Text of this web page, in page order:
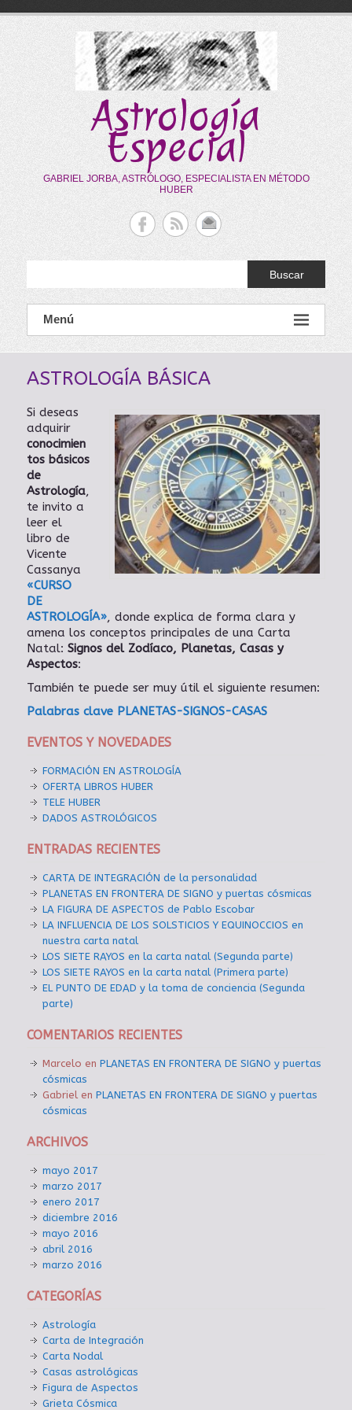
Astrología
Especial
GABRIEL JORBA, ASTRÓLOGO, ESPECIALISTA EN MÉTODO
HUBER
Buscar
Menú
ASTROLOGÍA BÁSICA
Si deseas
adquirir
conocimien
tos básicos
de
Astrología,
te invito a
leer el
libro de
Vicente
Cassanya
«CURSO
DE
ASTROLOGÍA», donde explica de forma clara y
amena los conceptos principales de una Carta
Natal: Signos del Zodíaco, Planetas, Casas y
Aspectos:
También te puede ser muy útil el siguiente resumen:
Palabras clave PLANETAS-SIGNOS-CASAS
EVENTOS Y NOVEDADES
FORMACIÓN EN ASTROLOGÍA
OFERTA LIBROS HUBER
TELE HUBER
DADOS ASTROLÓGICOS
ENTRADAS RECIENTES
CARTA DE INTEGRACIÓN de la personalidad
PLANETAS EN FRONTERA DE SIGNO y puertas cósmicas
LA FIGURA DE ASPECTOS de Pablo Escobar
LA INFLUENCIA DE LOS SOLSTICIOS Y EQUINOCCIOS en
nuestra carta natal
LOS SIETE RAYOS en la carta natal (Segunda parte)
LOS SIETE RAYOS en la carta natal (Primera parte)
EL PUNTO DE EDAD y la toma de conciencia (Segunda
parte)
COMENTARIOS RECIENTES
Marcelo en PLANETAS EN FRONTERA DE SIGNO y puertas
cósmicas
Gabriel en PLANETAS EN FRONTERA DE SIGNO y puertas
cósmicas
ARCHIVOS
mayo 2017
marzo 2017
enero 2017
diciembre 2016
mayo 2016
abril 2016
marzo 2016
CATEGORÍAS
Astrología
Carta de Integración
Carta Nodal
Casas astrológicas
Figura de Aspectos
Grieta Cósmica